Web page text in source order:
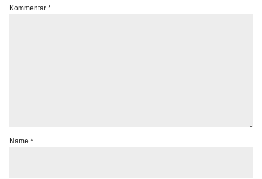
Kommentar*
Name*